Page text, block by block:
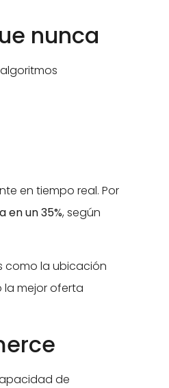
nunca
en tiempo real. Por
en un 35%, según
como la ubicación
la mejor oferta
de